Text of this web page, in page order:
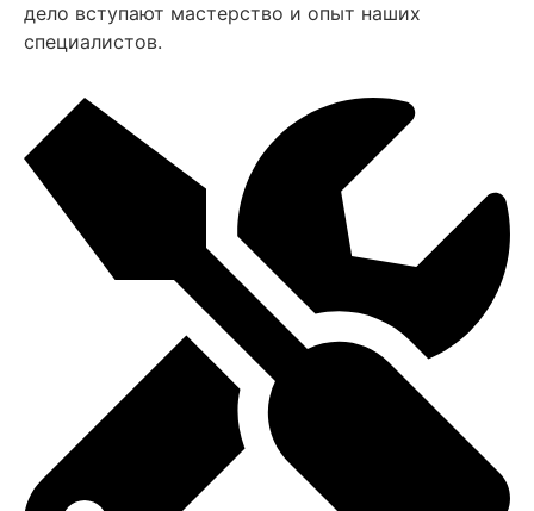
дело вступают мастерство и опыт наших
специалистов.